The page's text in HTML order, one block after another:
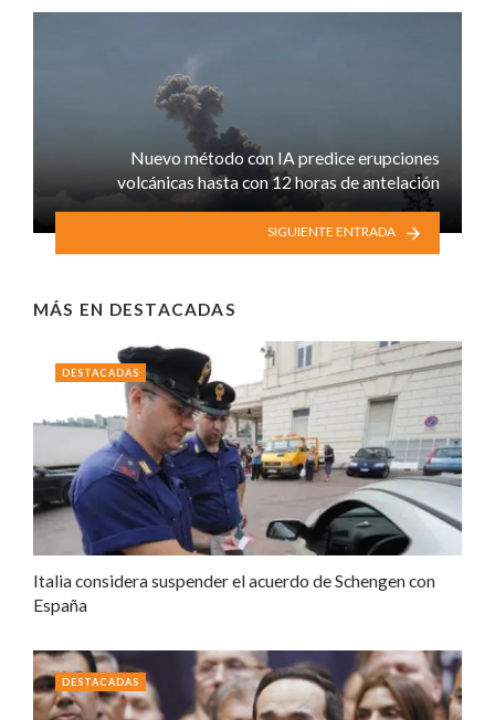
Nuevo método con IA predice erupciones
volcánicas hasta con 12 horas de antelación
SIGUIENTE ENTRADA
MÁS EN DESTACADAS
Italia considera suspender el acuerdo de Schengen con
España
DESTACADAS
DESTACADAS